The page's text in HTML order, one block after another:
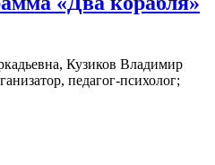
Кузиков Владимир
педагог-психолог;